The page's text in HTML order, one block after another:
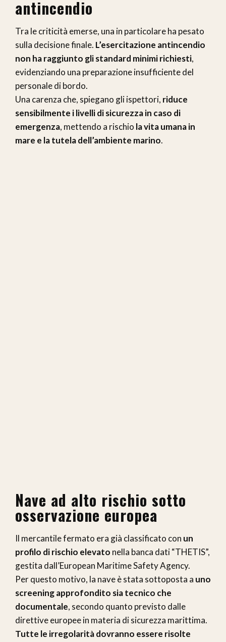
antincendio
Tra le criticità emerse, una in particolare ha pesato
sulla decisione finale. L’esercitazione antincendio
non ha raggiunto gli standard minimi richiesti,
evidenziando una preparazione insufficiente del
personale di bordo.
Una carenza che, spiegano gli ispettori, riduce
sensibilmente i livelli di sicurezza in caso di
emergenza, mettendo a rischio la vita umana in
mare e la tutela dell’ambiente marino.
Nave ad alto rischio sotto
osservazione europea
Il mercantile fermato era già classificato con un
profilo di rischio elevato nella banca dati “THETIS”,
gestita dall’European Maritime Safety Agency.
Per questo motivo, la nave è stata sottoposta a uno
screening approfondito sia tecnico che
documentale, secondo quanto previsto dalle
direttive europee in materia di sicurezza marittima.
Tutte le irregolarità dovranno essere risolte